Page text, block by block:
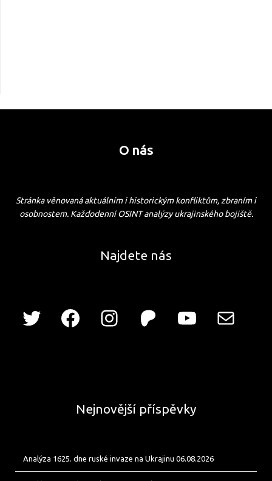
O nás
Stránka věnovaná aktuálním i historickým konfliktům, zbraním i
osobnostem. Každodenní OSINT analýzy ukrajinského bojiště.
Najdete nás
Nejnovější příspěvky
Analýza 1625. dne ruské invaze na Ukrajinu 06.08.2026